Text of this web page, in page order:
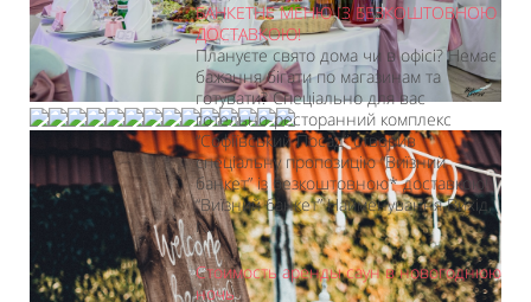
БАНКЕТНЕ МЕНЮ ІЗ БЕЗКОШТОВНОЮ
ДОСТАВКОЮ!
Плануєте свято дома чи в офісі? Немає
бажання бігати по магазинам та
готувати? Спеціально для вас
готельно-ресторанний комплекс
“Софіївський Посад” створив
спеціальну пропозицію “Виїзний
банкет” із безкоштовною* доставкою!
“Виїзний банкет” Найменування Вихід,
г...
Стоимость аренды саун в новогоднюю
ночь